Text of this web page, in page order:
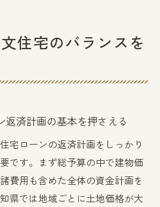
住宅のバランスを
返済計画の基本を押さえる
宅ローンの返済計画をしっかり
です。まず総予算の中で建物価
費用も含めた全体の資金計画を
県では地域ごとに土地価格が大